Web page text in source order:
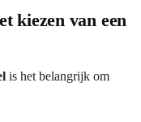
kiezen van een
is het belangrijk om